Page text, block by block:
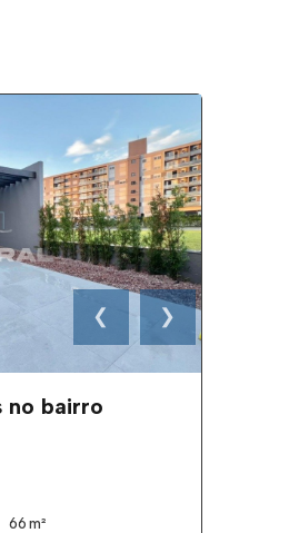
❮ ❯
no bairro
66 m²